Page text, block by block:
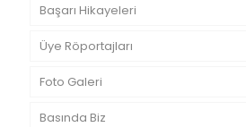
Başarı Hikayeleri
Üye Röportajları
Foto Galeri
Basında Biz